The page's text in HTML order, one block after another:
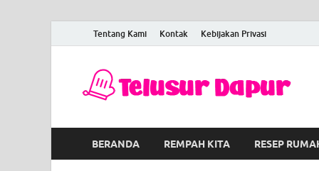
Tentang Kami Kontak Kebijakan Privasi
BERANDA REMPAH KITA RESEP